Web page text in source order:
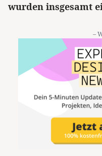
wurden insgesamt
–